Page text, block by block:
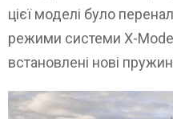
цієї моделі було
режими системи X-Mode
встановлені нові